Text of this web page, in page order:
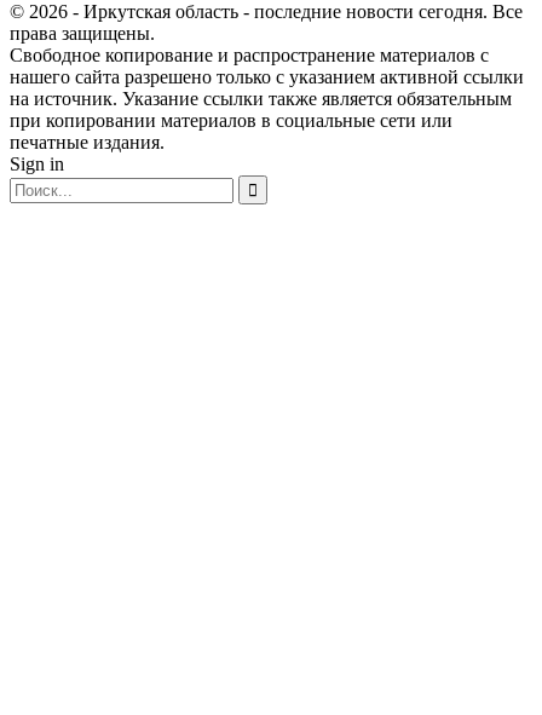
© 2026 - Иркутская область - последние новости сегодня. Все
права защищены.
Свободное копирование и распространение материалов с
нашего сайта разрешено только с указанием активной ссылки
на источник. Указание ссылки также является обязательным
при копировании материалов в социальные сети или
печатные издания.
Sign in